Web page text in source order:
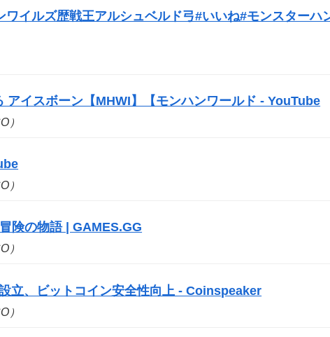
イルズ歴戦王アルシュベルド弓#いいね#モンスターハ
アイスボーン【MHWI】【モンハンワールド - YouTube
）
）
険の物語 | GAMES.GG
）
立、ビットコイン安全性向上 - Coinspeaker
）